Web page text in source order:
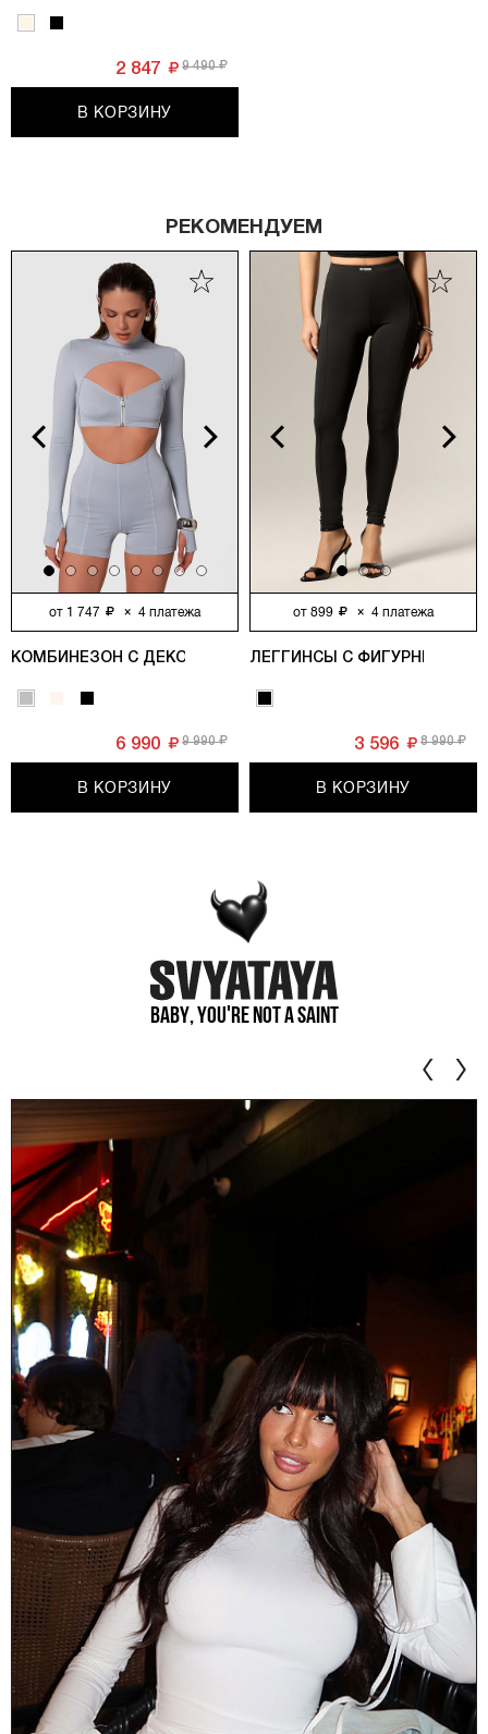
9 490
2 847
В КОРЗИНУ
РЕКОМЕНДУЕМ
Next
от 1 747 × 4 платежа
КОМБИНЕЗОН С ДЕКОРАТИВНЫМИ МОЛНИЯМИ, СЕРЫЙ
9 990
6 990
В КОРЗИНУ
Previous Next
от 899 × 4 платежа
ЛЕГГИНСЫ С ФИГУРНЫМИ
8 990
3 596
В КОРЗИНУ
Baby, you're not a saint